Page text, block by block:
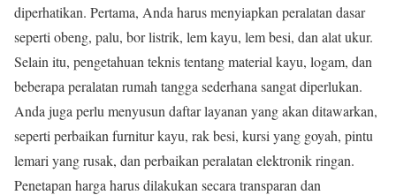
diperhatikan. Pertama, Anda harus menyiapkan peralatan dasar
seperti obeng, palu, bor listrik, lem kayu, lem besi, dan alat ukur.
Selain itu, pengetahuan teknis tentang material kayu, logam, dan
beberapa peralatan rumah tangga sederhana sangat diperlukan.
Anda juga perlu menyusun daftar layanan yang akan ditawarkan,
seperti perbaikan furnitur kayu, rak besi, kursi yang goyah, pintu
lemari yang rusak, dan perbaikan peralatan elektronik ringan.
Penetapan harga harus dilakukan secara transparan dan